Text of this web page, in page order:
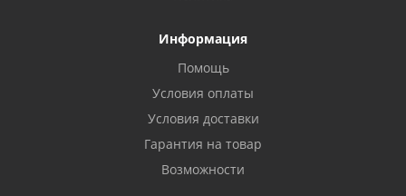
Информация
Помощь
Условия оплаты
Условия доставки
Гарантия на товар
Возможности